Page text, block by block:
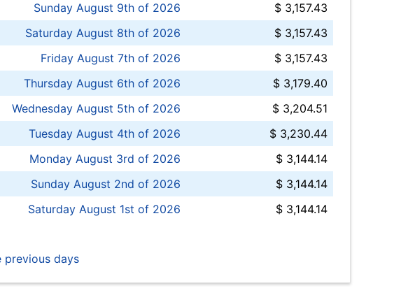
Sunday August 9th of 2026
$ 3,157.43
Saturday August 8th of 2026
$ 3,157.43
Friday August 7th of 2026
$ 3,157.43
Thursday August 6th of 2026
$ 3,179.40
Wednesday August 5th of 2026
$ 3,204.51
Tuesday August 4th of 2026
$ 3,230.44
Monday August 3rd of 2026
$ 3,144.14
Sunday August 2nd of 2026
$ 3,144.14
Saturday August 1st of 2026
$ 3,144.14
previous days